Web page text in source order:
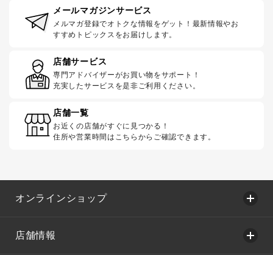
メールマガジンサービス
メルマガ登録でオトクな情報をゲット！最新情報やお
すすめトピックスをお届けします。
店舗サービス
専門アドバイザーがお買い物をサポート！
充実したサービスを是非ご利用ください。
店舗一覧
お近くの店舗がすぐに見つかる！
住所や営業時間はこちらからご確認できます。
オンラインショップ
店舗情報